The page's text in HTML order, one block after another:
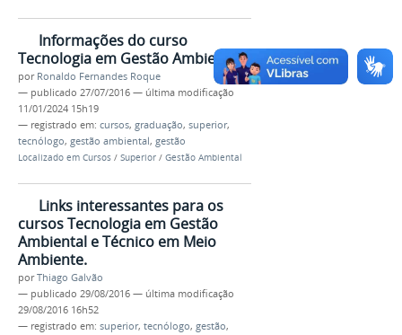
Informações do curso
Tecnologia em Gestão Ambiental
por Ronaldo Fernandes Roque
— publicado 27/07/2016 — última modificação
11/01/2024 15h19
— registrado em: cursos, graduação, superior,
tecnólogo, gestão ambiental, gestão
Localizado em Cursos / Superior / Gestão Ambiental
Links interessantes para os
cursos Tecnologia em Gestão
Ambiental e Técnico em Meio
Ambiente.
porThiago Galvão
— publicado 29/08/2016 — última modificação
29/08/2016 16h52
— registrado em: superior, tecnólogo, gestão,